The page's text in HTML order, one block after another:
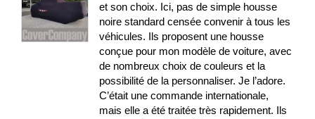
et son choix. Ici, pas de simple housse
noire standard censée convenir à tous les
véhicules. Ils proposent une housse
conçue pour mon modèle de voiture, avec
de nombreux choix de couleurs et la
possibilité de la personnaliser. Je l’adore.
C’était une commande internationale,
mais elle a été traitée très rapidement. Ils